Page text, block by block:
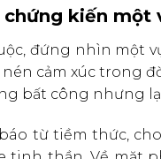
chứng kiến một
đứng nhìn một
cảm xúc trong
bất công nhưng
từ tiềm thức,